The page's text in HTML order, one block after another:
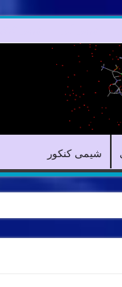
شیمی کنکور